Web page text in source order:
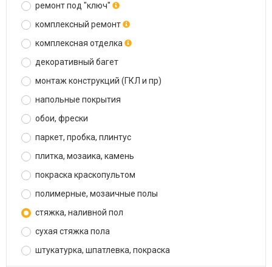
ремонт под "ключ"
комплексный ремонт
комплексная отделка
декоративный багет
монтаж конструкций (ГКЛ и пр)
напольные покрытия
обои, фрески
паркет, пробка, плинтус
плитка, мозаика, камень
покраска краскопультом
полимерные, мозаичные полы
стяжка, наливной пол
сухая стяжка пола
штукатурка, шпатлевка, покраска